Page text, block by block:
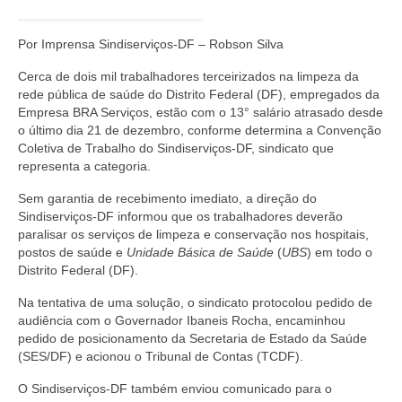
Convenções
Cartilhas
Sites Importantes
Notícias
Contato
Por Imprensa Sindiserviços-DF – Robson Silva
Cerca de dois mil trabalhadores terceirizados na limpeza da
rede pública de saúde do Distrito Federal (DF), empregados da
Empresa BRA Serviços, estão com o 13° salário atrasado desde
o último dia 21 de dezembro, conforme determina a Convenção
Coletiva de Trabalho do Sindiserviços-DF, sindicato que
representa a categoria.
Sem garantia de recebimento imediato, a direção do
Sindiserviços-DF informou que os trabalhadores deverão
paralisar os serviços de limpeza e conservação nos hospitais,
postos de saúde e Unidade Básica de Saúde (UBS) em todo o
Distrito Federal (DF).
Na tentativa de uma solução, o sindicato protocolou pedido de
audiência com o Governador Ibaneis Rocha, encaminhou
pedido de posicionamento da Secretaria de Estado da Saúde
(SES/DF) e acionou o Tribunal de Contas (TCDF).
O Sindiserviços-DF também enviou comunicado para o